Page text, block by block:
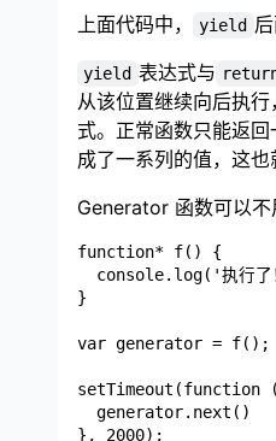
上面代码中， yield
yield 表达式与
从该位置继续向后执行
式。正常函数只能返
成了一系列的值，这
Generator 函数可以不
function* f() {
console.log('执行了
}
var generator = f();
  generator.next()